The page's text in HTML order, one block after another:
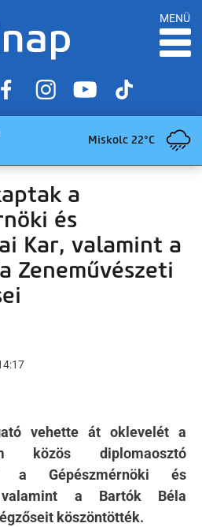
MENÜ
Miskolc 22°C
a
és
Kar, valamint a
Zeneművészeti
vehette át oklevelét a
közös diplomaosztó
a Gépészmérnöki és
a Bartók Béla
köszöntötték.